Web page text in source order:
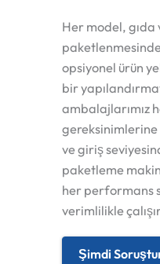
Her model, gıda
opsiyonel ürün
bir
ambalajlarımız
ve giriş
paketleme
her performans
verimlilikle
Şimdi